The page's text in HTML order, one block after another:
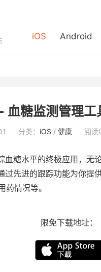
iOS Android
血糖监测管理
分类： iOS / 健康 阅读
血糖水平的终极应用，无
先进的跟踪功能为你提
情况等。
限免下载地址：